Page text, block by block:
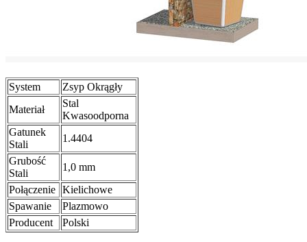
System
Zsyp Okrągły
Materiał
Stal
Kwasoodporna
Gatunek
Stali
1.4404
Grubość
Stali
1,0 mm
Połączenie Kielichowe
Spawanie
Plazmowo
Producent
Polski